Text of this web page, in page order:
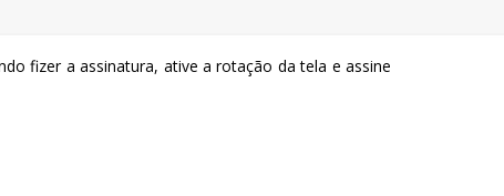
fizer a assinatura, ative a rotação da tela e assine